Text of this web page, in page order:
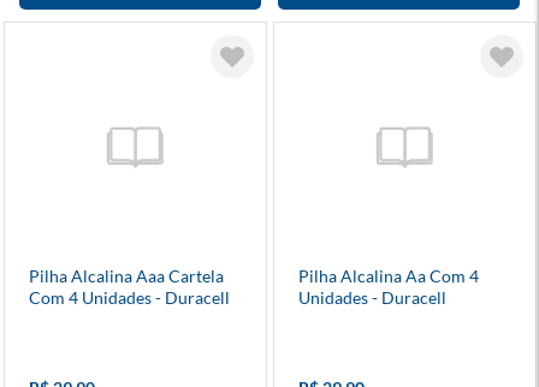
Pilha Alcalina Aaa Cartela
Com 4 Unidades - Duracell
Pilha Alcalina Aa Com 4
Unidades - Duracell